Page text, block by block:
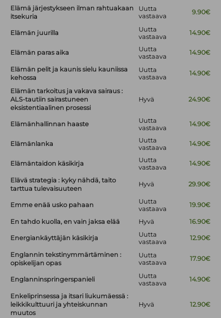
Elämä järjestykseen ilman rahtuakaan
itsekuria
Uutta
vastaava
9.90€
Elämän juurilla
Uutta
vastaava
14.90€
Elämän paras aika
Uutta
vastaava
14.90€
Elämän pelit ja kaunis sielu kauniissa
kehossa
Uutta
vastaava
14.90€
Elämän tarkoitus ja vakava sairaus :
ALS-tautiin sairastuneen
eksistentiaalinen prosessi
Hyvä 24.90€
Elämänhallinnan haaste
Uutta
vastaava
14.90€
Elämänlanka
Uutta
vastaava
14.90€
Elämäntaidon käsikirja
Uutta
vastaava
14.90€
Elävä strategia : kyky nähdä, taito
tarttua tulevaisuuteen
Hyvä 29.90€
Emme enää usko pahaan
Uutta
vastaava
19.90€
En tahdo kuolla, en vain jaksa elää Hyvä 16.90€
Energiankäyttäjän käsikirja
Uutta
vastaava
12.90€
Englannin tekstinymmärtäminen :
opiskelijan opas
Uutta
vastaava
17.90€
Englanninspringerspanieli
Uutta
vastaava
14.90€
Enkeliprinsessa ja itsari liukumäessä :
leikkikulttuuri ja yhteiskunnan
muutos
Hyvä 12.90€